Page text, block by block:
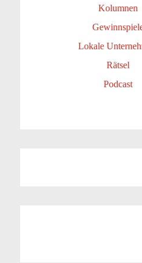
Kolumnen
Lokale
Rätsel
Podcast